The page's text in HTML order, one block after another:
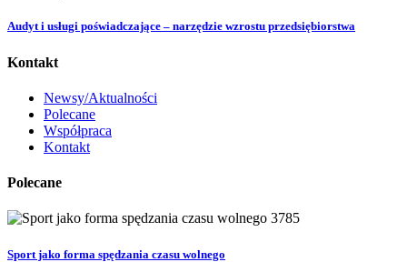
Audyt i usługi poświadczające – narzędzie wzrostu przedsiębiorstwa
Kontakt
Newsy/Aktualności
Polecane
Współpraca
Kontakt
Polecane
3785
Sport jako forma spędzania czasu wolnego